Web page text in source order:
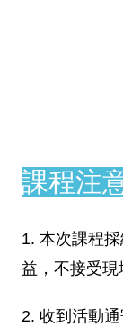
課程注
1. 本次課程
益，不接受現
2. 收到活動